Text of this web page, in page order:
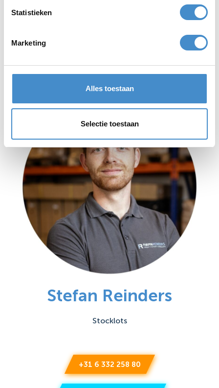
Statistieken
Marketing
Alles toestaan
Selectie toestaan
Stefan Reinders
Stocklots
+31 6 332 258 80